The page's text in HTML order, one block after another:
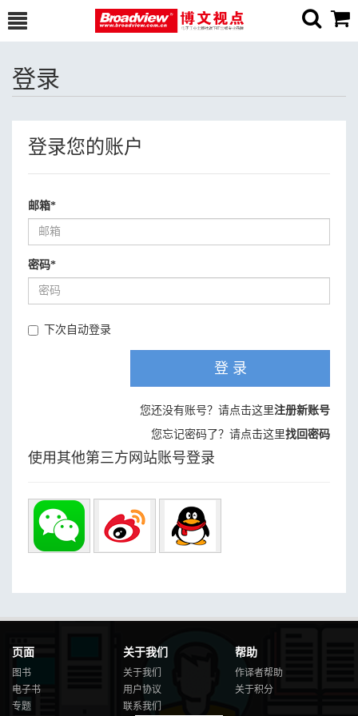
登录
登录您的账户
邮箱*
密码*
下次自动登录
登 录
您还没有账号？请点击这里注册新账号
您忘记密码了？请点击这里找回密码
使用其他第三方网站账号登录
页面
图书
电子书
专题
关于我们
关于我们
用户协议
联系我们
帮助
作译者帮助
关于积分